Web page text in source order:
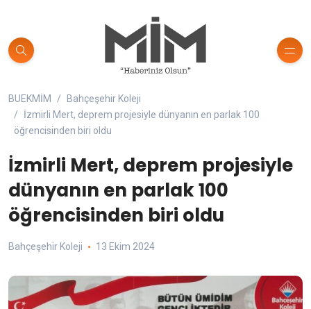
BUEKMİM
Bahçeşehir Koleji
İzmirli Mert, deprem projesiyle dünyanın en parlak 100
öğrencisinden biri oldu
İzmirli Mert, deprem projesiyle
dünyanın en parlak 100
öğrencisinden biri oldu
Bahçeşehir Koleji 13 Ekim 2024